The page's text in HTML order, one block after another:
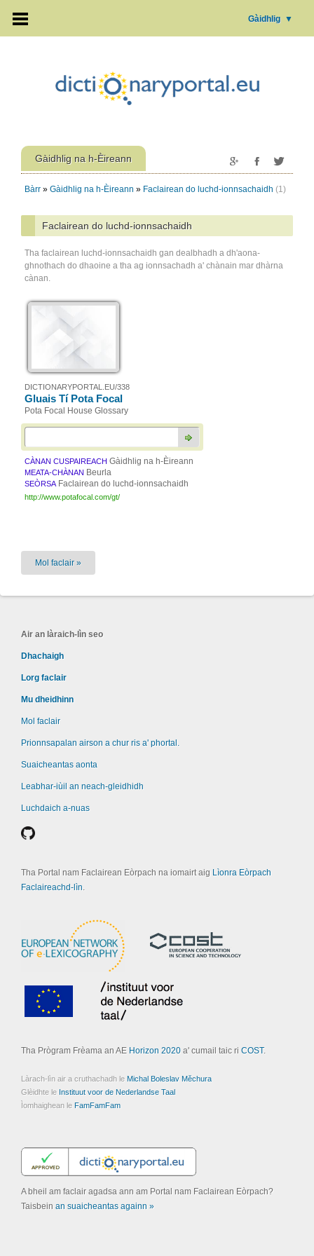
Gàidhlig ▼
Gàidhlig na h-Èireann
Bàrr » Gàidhlig na h-Èireann » Faclairean do luchd-ionnsachaidh (1)
Faclairean do luchd-ionnsachaidh
Tha faclairean luchd-ionnsachaidh gan dealbhadh a dh'aona-
ghnothach do dhaoine a tha ag ionnsachadh a' chànain mar dhàrna
cànan.
DICTIONARYPORTAL.EU/338
Gluais Tí Pota Focal
Pota Focal House Glossary
CÀNAN CUSPAIREACH Gàidhlig na h-Èireann
MEATA-CHÀNAN Beurla
SEÒRSA Faclairean do luchd-ionnsachaidh
http://www.potafocal.com/gt/
Mol faclair »
Air an làraich-lìn seo
Dhachaigh
Lorg faclair
Mu dheidhinn
Mol faclair
Prionnsapalan airson a chur ris a' phortal.
Suaicheantas aonta
Leabhar-iùil an neach-gleidhidh
Luchdaich a-nuas
Tha Portal nam Faclairean Eòrpach na iomairt aig Lìonra Eòrpach
Faclaireachd-lìn.
Tha Prògram Frèama an AE Horizon 2020 a' cumail taic ri COST.
Làrach-lìn air a cruthachadh le Michal Boleslav Měchura
Glèidhte le Instituut voor de Nederlandse Taal
Ìomhaighean le FamFamFam
A bheil am faclair agadsa ann am Portal nam Faclairean Eòrpach?
Taisbein an suaicheantas againn »